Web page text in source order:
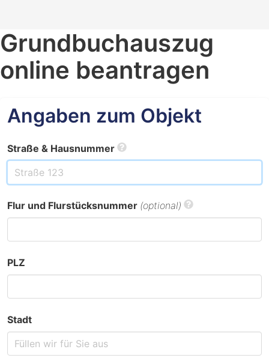
Grundbuchauszug
online beantragen
Angaben zum Objekt
Straße & Hausnummer
Flur und Flurstücksnummer (optional)
PLZ
Stadt